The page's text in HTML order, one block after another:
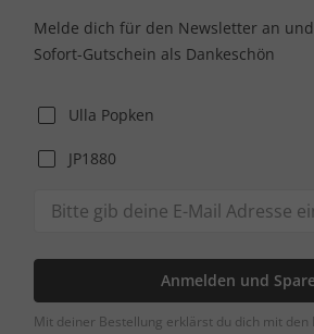
Melde dich für den Newsletter an
Sofort-Gutschein als Dankeschön
Ulla Popken
JP1880
Anmelden und
Mit deiner Bestellung erklärst du dich mit